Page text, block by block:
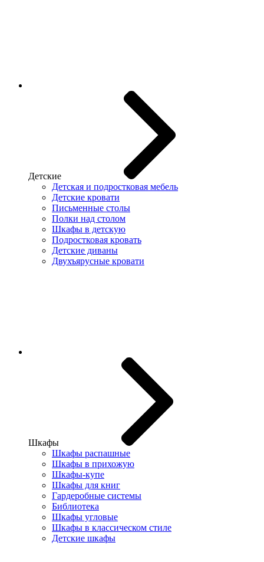
Детские
Детская и подростковая мебель
Детские кровати
Письменные столы
Полки над столом
Шкафы в детскую
Подростковая кровать
Детские диваны
Двухъярусные кровати
Шкафы
Шкафы распашные
Шкафы в прихожую
Шкафы-купе
Шкафы для книг
Гардеробные системы
Библиотека
Шкафы угловые
Шкафы в классическом стиле
Детские шкафы